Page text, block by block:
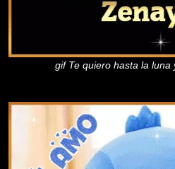
gif Te quiero hasta la luna